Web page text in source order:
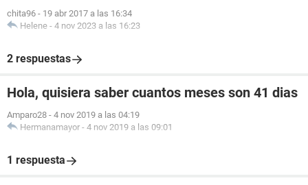
chita96 - 19 abr 2017 a las 16:34
Helene - 4 nov 2023 a las 16:23
2 respuestas
Hola, quisiera saber cuantos meses son 41 dias
Amparo28 - 4 nov 2019 a las 04:19
Hermanamayor - 4 nov 2019 a las 09:01
1 respuesta